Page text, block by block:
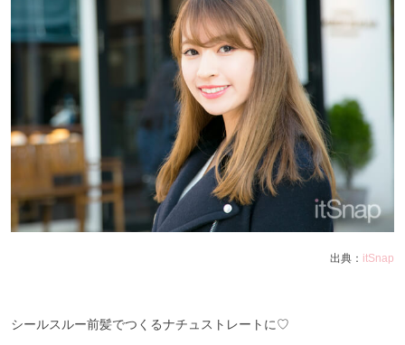
出典： itSnap
シールスルー前髪でつくるナチュストレートに♡